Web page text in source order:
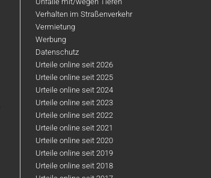
Verhalten im Straßenverkehr
Vermietung
Werbung
Datenschutz
Urteile online seit 2026
Urteile online seit 2025
Urteile online seit 2024
Urteile online seit 2023
Urteile online seit 2022
Urteile online seit 2021
Urteile online seit 2020
Urteile online seit 2019
Urteile online seit 2018